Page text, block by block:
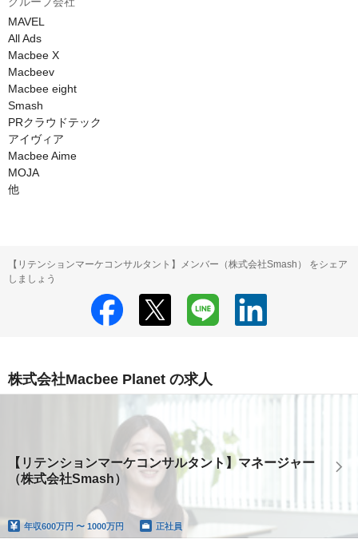
MAVEL
All Ads
Macbee X
Macbeev
Macbee eight
Smash
PRクラウドテック
アイヴィア
Macbee Aime
MOJA
他
【リテンションマーケコンサルタント】メンバー（株式会社Smash） をシェア
しましょう
株式会社Macbee Planet の求人
【リテンションマーケコンサルタント】マネージャー
（株式会社Smash）
年収600万円 〜 1000万円 正社員